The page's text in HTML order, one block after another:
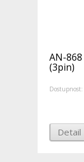
AN-
(3pin)
Dostupnost:
Detail